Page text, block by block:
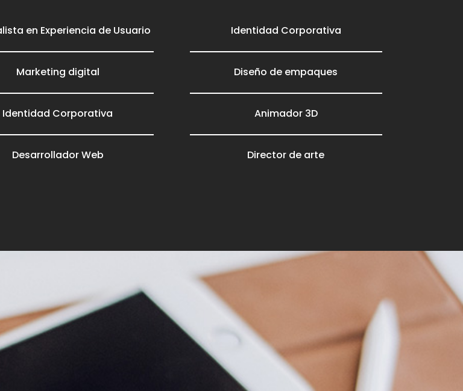
en Experiencia de Usuario
Marketing digital
Identidad Corporativa
Desarrollador Web
Identidad Corporativa
Diseño de empaques
Animador 3D
Director de arte